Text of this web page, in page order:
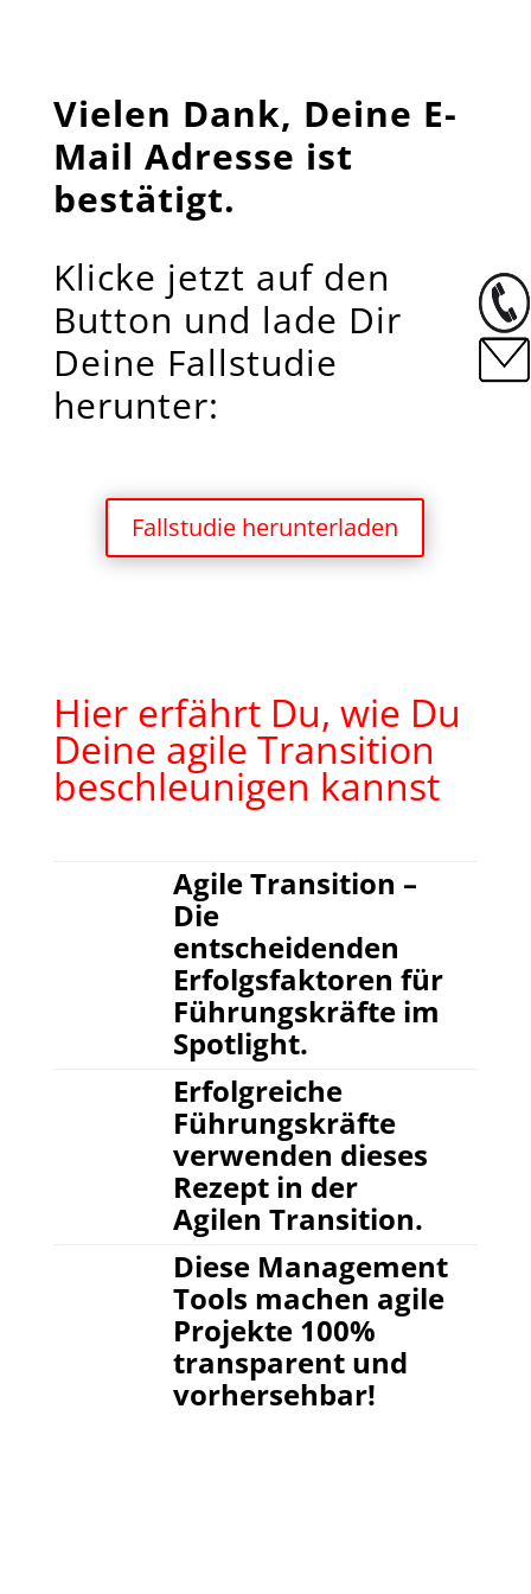
Vielen Dank, Deine E-
Mail Adresse ist
bestätigt.
Klicke jetzt auf den
Button und lade Dir
Deine Fallstudie
herunter:
Fallstudie herunterladen
Hier erfährt Du, wie Du
Deine agile Transition
beschleunigen kannst
Agile Transition –
Die
entscheidenden
Erfolgsfaktoren für
Führungskräfte im
Spotlight.
Erfolgreiche
Führungskräfte
verwenden dieses
Rezept in der
Agilen Transition.
Diese Management
Tools machen agile
Projekte 100%
transparent und
vorhersehbar!